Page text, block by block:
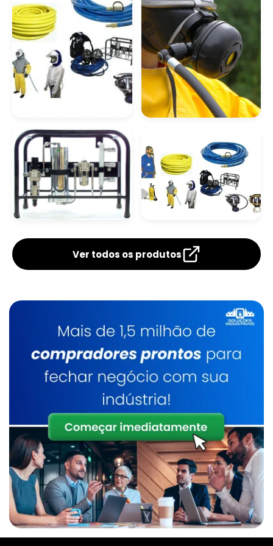
Empresas De Gases Medicinais Em Limeira
Gás Para Chopp Sp
Empresas De Gases Industriais Em Limeira
Gás Para Corte De Chapa
Distribuidor De Oxigênio Líquido Em Limeira
Gás Para Corte Laser
Gases Industriais Em Valinhos
Nitrogênio Líquido Em Indaiatuba
Gás Para Solda
Nitrogênio Líquido Em Limeira
Gás Solda Inox
Venda De Nitrogênio Gasoso Em Indaiatuba
Gases Industriais
Óxido Nítrico Medicinal Em Valinhos
Ar Mandado Locação
Espaço Confinado
Mandado
Ver todos os produtos